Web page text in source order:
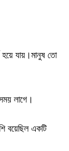
যায়।মানুষ তো
লাগে।
বয়েছিল একটি